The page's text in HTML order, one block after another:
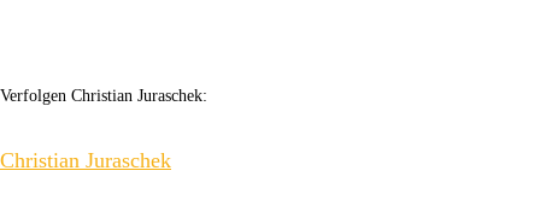
Verfolgen Christian Juraschek:
Christian Juraschek